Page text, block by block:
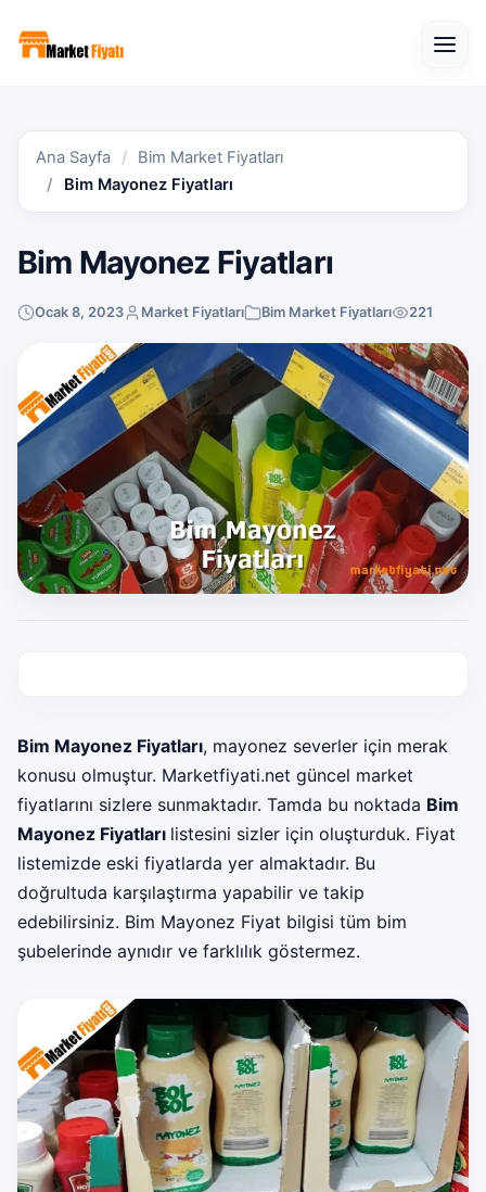
Ana Sayfa
Bim Market Fiyatları
Bim Mayonez Fiyatları
Bim Mayonez Fiyatları
Ocak 8, 2023 Market Fiyatları Bim Market Fiyatları 221
Bim Mayonez Fiyatları, mayonez severler için merak
konusu olmuştur. Marketfiyati.net güncel market
fiyatlarını sizlere sunmaktadır. Tamda bu noktada Bim
Mayonez Fiyatları listesini sizler için oluşturduk. Fiyat
listemizde eski fiyatlarda yer almaktadır. Bu
doğrultuda karşılaştırma yapabilir ve takip
edebilirsiniz. Bim Mayonez Fiyat bilgisi tüm bim
şubelerinde aynıdır ve farklılık göstermez.